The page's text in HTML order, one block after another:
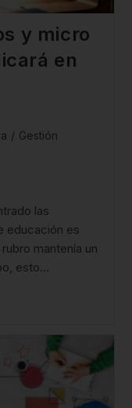
y micro
en
/ Gestión
las
educación es
mantenía un
esto…